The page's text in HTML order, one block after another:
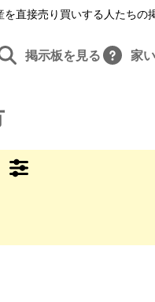
を直接売り買いする人たちの
掲示板を見る 家